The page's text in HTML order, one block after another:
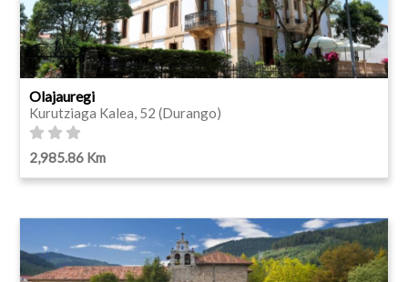
Olajauregi
Kurutziaga Kalea, 52 (Durango)
2,985.86 Km